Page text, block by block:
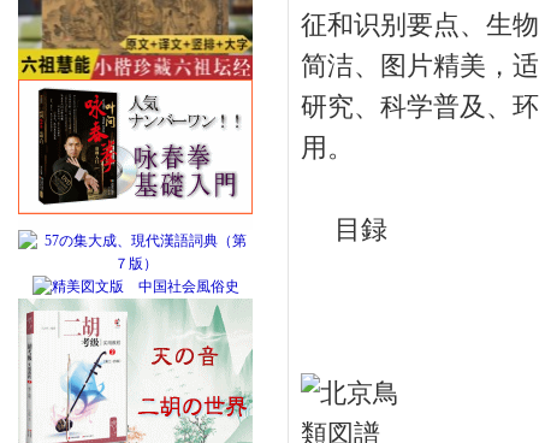
征和识别要点、生
简洁、图片精美，
研究、科学普及、
用。
目録